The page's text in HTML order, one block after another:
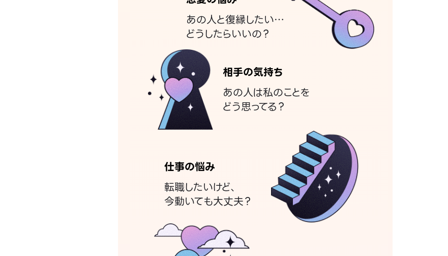
あの人と復縁したい…
どうしたらいいの？
相手の気持ち
あの人は私のことを
どう思ってる？
仕事の悩み
転職したいけど、
今動いても大丈夫？